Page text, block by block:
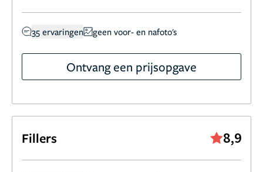
35 ervaringen geen voor- en nafoto's
Ontvang een prijsopgave
Fillers 8,9